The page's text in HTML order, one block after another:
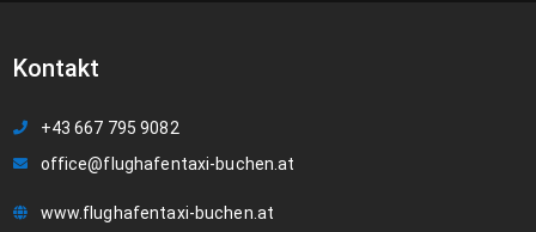
Kontakt
+43 667 795 9082
office@flughafentaxi-buchen.at
www.flughafentaxi-buchen.at